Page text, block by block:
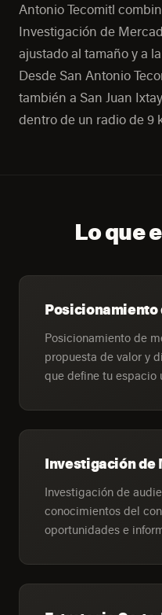
Antonio Tecomitl
Investigación de
ajustado al tamaño y a
Desde San Antonio
también a San Juan
dentro de un radio de 9
Lo que
Posicionamiento
Posicionamiento de
propuesta de valor y
que define tu espacio
Investigación de
Investigación de
conocimientos del
oportunidades e